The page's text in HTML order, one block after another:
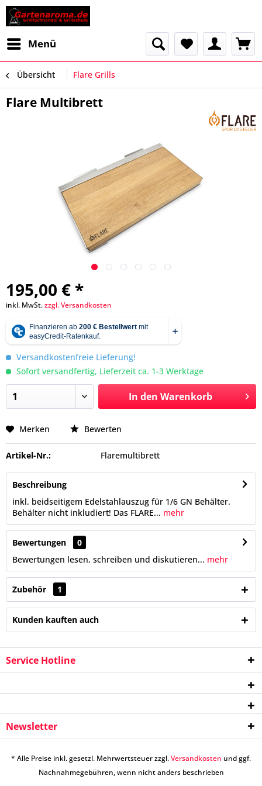
Menü
Übersicht Flare Grills
Flare Multibrett
195,00 € *
inkl. MwSt.zzgl. Versandkosten
Versandkostenfreie Lieferung!
Sofort versandfertig, Lieferzeit ca. 1-3 Werktage
In den Warenkorb
Merken Bewerten
Artikel-Nr.: Flaremultibrett
Beschreibung
inkl. beidseitigem Edelstahlauszug für 1/6 GN Behälter.
Behälter nicht inkludiert! Das FLARE... mehr
Bewertungen
0
Bewertungen lesen, schreiben und diskutieren... mehr
Zubehör 1
Kunden kauften auch
Service Hotline
Newsletter
* Alle Preise inkl. gesetzl. Mehrwertsteuer zzgl.Versandkosten und ggf.
Nachnahmegebühren, wenn nicht anders beschrieben